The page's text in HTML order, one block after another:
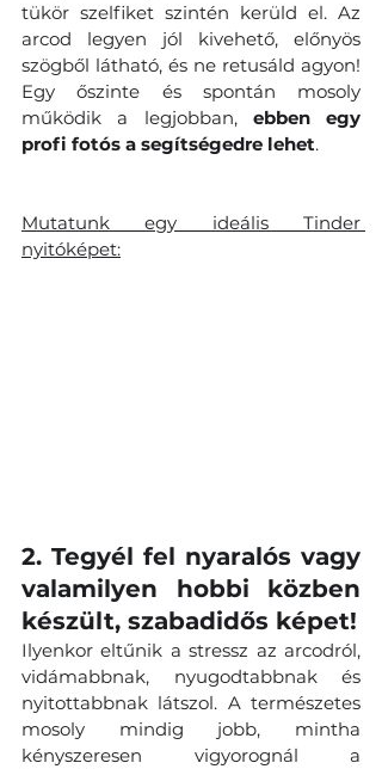
tükör szelfiket szintén kerüld el. Az
arcod legyen jól kivehető, előnyös
szögből látható, és ne retusáld agyon!
Egy őszinte és spontán mosoly
működik a legjobban, ebben egy
profi fotós a segítségedre lehet.
Mutatunk egy ideális Tinder
nyitóképet:
2. Tegyél fel nyaralós vagy
valamilyen hobbi közben
Ilyenkor eltűnik a stressz az arcodról,
vidámabbnak, nyugodtabbnak és
nyitottabbnak látszol. A természetes
mosoly mindig jobb, mintha
kényszeresen vigyorognál a